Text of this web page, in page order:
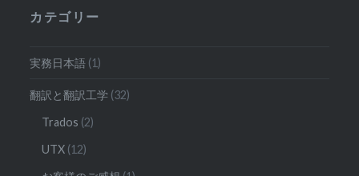
カテゴリー
実務日本語 (1)
翻訳と翻訳工学 (32)
Trados (2)
UTX (12)